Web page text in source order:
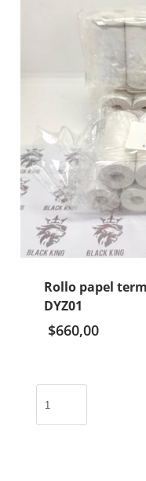
Rollo papel
DYZ01
$660,00
papel
termico